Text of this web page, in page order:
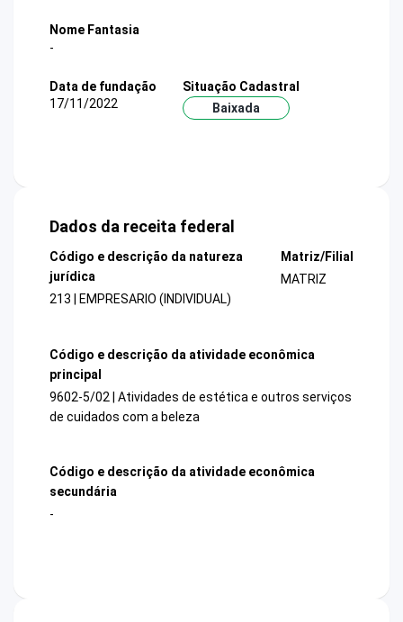
Nome Fantasia
-
Data de fundação
17/11/2022
Situação Cadastral
Baixada
Dados da receita federal
Código e descrição da natureza
jurídica
213 | EMPRESARIO (INDIVIDUAL)
Matriz/Filial
MATRIZ
Código e descrição da atividade econômica
principal
9602-5/02 | Atividades de estética e outros serviços
de cuidados com a beleza
Código e descrição da atividade econômica
secundária
-